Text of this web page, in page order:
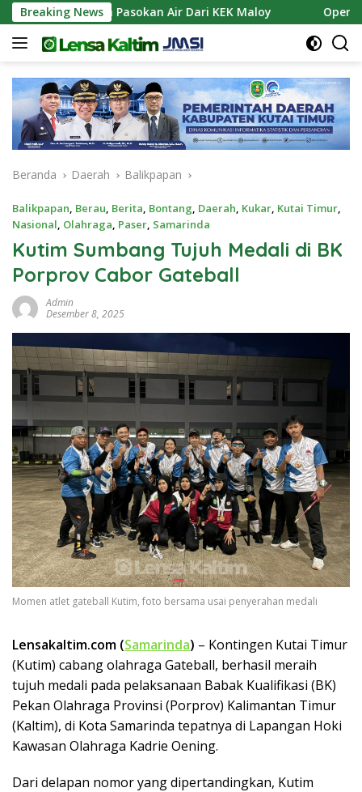
Langsung
ke
konten
Breaking News
Siapkan Pasokan Air Dari KEK Maloy Operasi Antik
Beranda Daerah Balikpapan
Balikpapan, Berau, Berita, Bontang, Daerah, Kukar, Kutai Timur,
Nasional, Olahraga, Paser, Samarinda
Kutim Sumbang Tujuh Medali di BK
Porprov Cabor Gateball
Admin
Desember 8, 2025
Momen atlet gateball Kutim, foto bersama usai penyerahan medali
Lensakaltim.com (Samarinda) – Kontingen Kutai Timur
(Kutim) cabang olahraga Gateball, berhasil meraih
tujuh medali pada pelaksanaan Babak Kualifikasi (BK)
Pekan Olahraga Provinsi (Porprov) Kalimantan Timur
(Kaltim), di Kota Samarinda tepatnya di Lapangan Hoki
Kawasan Olahraga Kadrie Oening.
Dari delapan nomor yang dipertandingkan, Kutim